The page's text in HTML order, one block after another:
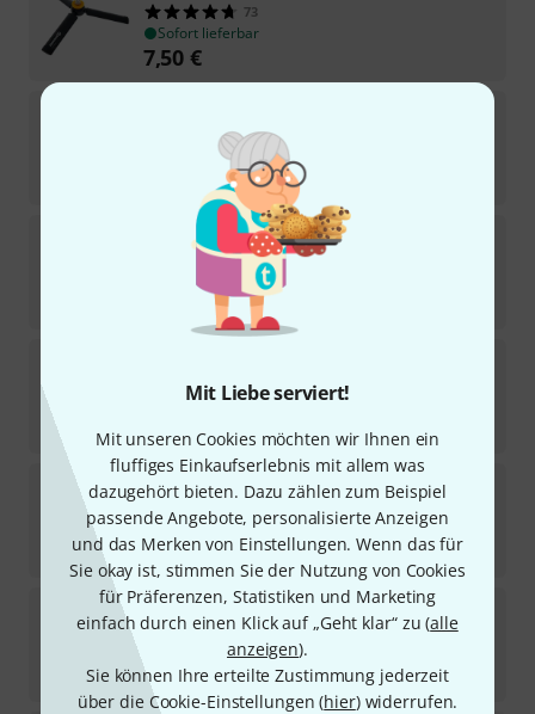
Mit Liebe serviert!
Mit unseren Cookies möchten wir Ihnen ein
fluffiges Einkaufserlebnis mit allem was
dazugehört bieten. Dazu zählen zum Beispiel
passende Angebote, personalisierte Anzeigen
und das Merken von Einstellungen. Wenn das für
Sie okay ist, stimmen Sie der Nutzung von Cookies
für Präferenzen, Statistiken und Marketing
einfach durch einen Klick auf „Geht klar“ zu (alle
anzeigen).
Sie können Ihre erteilte Zustimmung jederzeit
über die Cookie-Einstellungen (hier) widerrufen.
73
Sofort lieferbar
7,50 €
12
Sofort lieferbar
Keyboard Stand 1
117
Sofort lieferbar
38
Sofort lieferbar
28,90 €
Roadworx Orchestra Stand
Sofort lieferbar
26,90 €
Roadworx6 Mic Holder
46
Sofort lieferbar
9,90 €